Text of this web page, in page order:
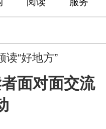
主管社团 专门委员会
作协工作 市州作协
万千百十
读“好地方”
面对面交流